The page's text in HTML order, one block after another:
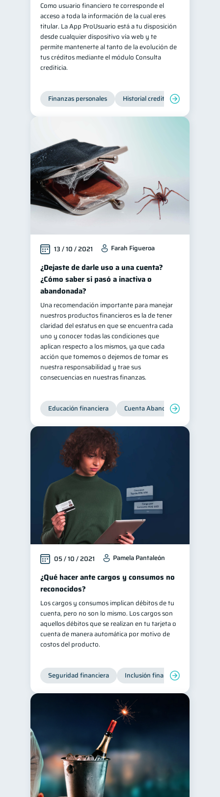
Como usuario financiero te corresponde el
acceso a toda la información de la cual eres
titular. La App ProUsuario está a tu disposición
desde cualquier dispositivo vía web y te
permite mantenerte al tanto de la evolución de
tus créditos mediante el módulo Consulta
crediticia.
Finanzas personales Historial crediticio
13 / 10 / 2021 Farah Figueroa
¿Dejaste de darle uso a una cuenta?
¿Cómo saber si pasó a inactiva o
abandonada?
Una recomendación importante para manejar
nuestros productos financieros es la de tener
claridad del estatus en que se encuentra cada
uno y conocer todas las condiciones que
aplican respecto a los mismos, ya que cada
acción que tomemos o dejemos de tomar es
nuestra responsabilidad y trae sus
consecuencias en nuestras finanzas.
Educación financiera Cuenta Abandonada
05 / 10 / 2021 Pamela Pantaleón
¿Qué hacer ante cargos y consumos no
reconocidos?
Los cargos y consumos implican débitos de tu
cuenta, pero no son lo mismo. Los cargos son
aquellos débitos que se realizan en tu tarjeta o
cuenta de manera automática por motivo de
costos del producto.
Seguridad financiera Inclusión financiera